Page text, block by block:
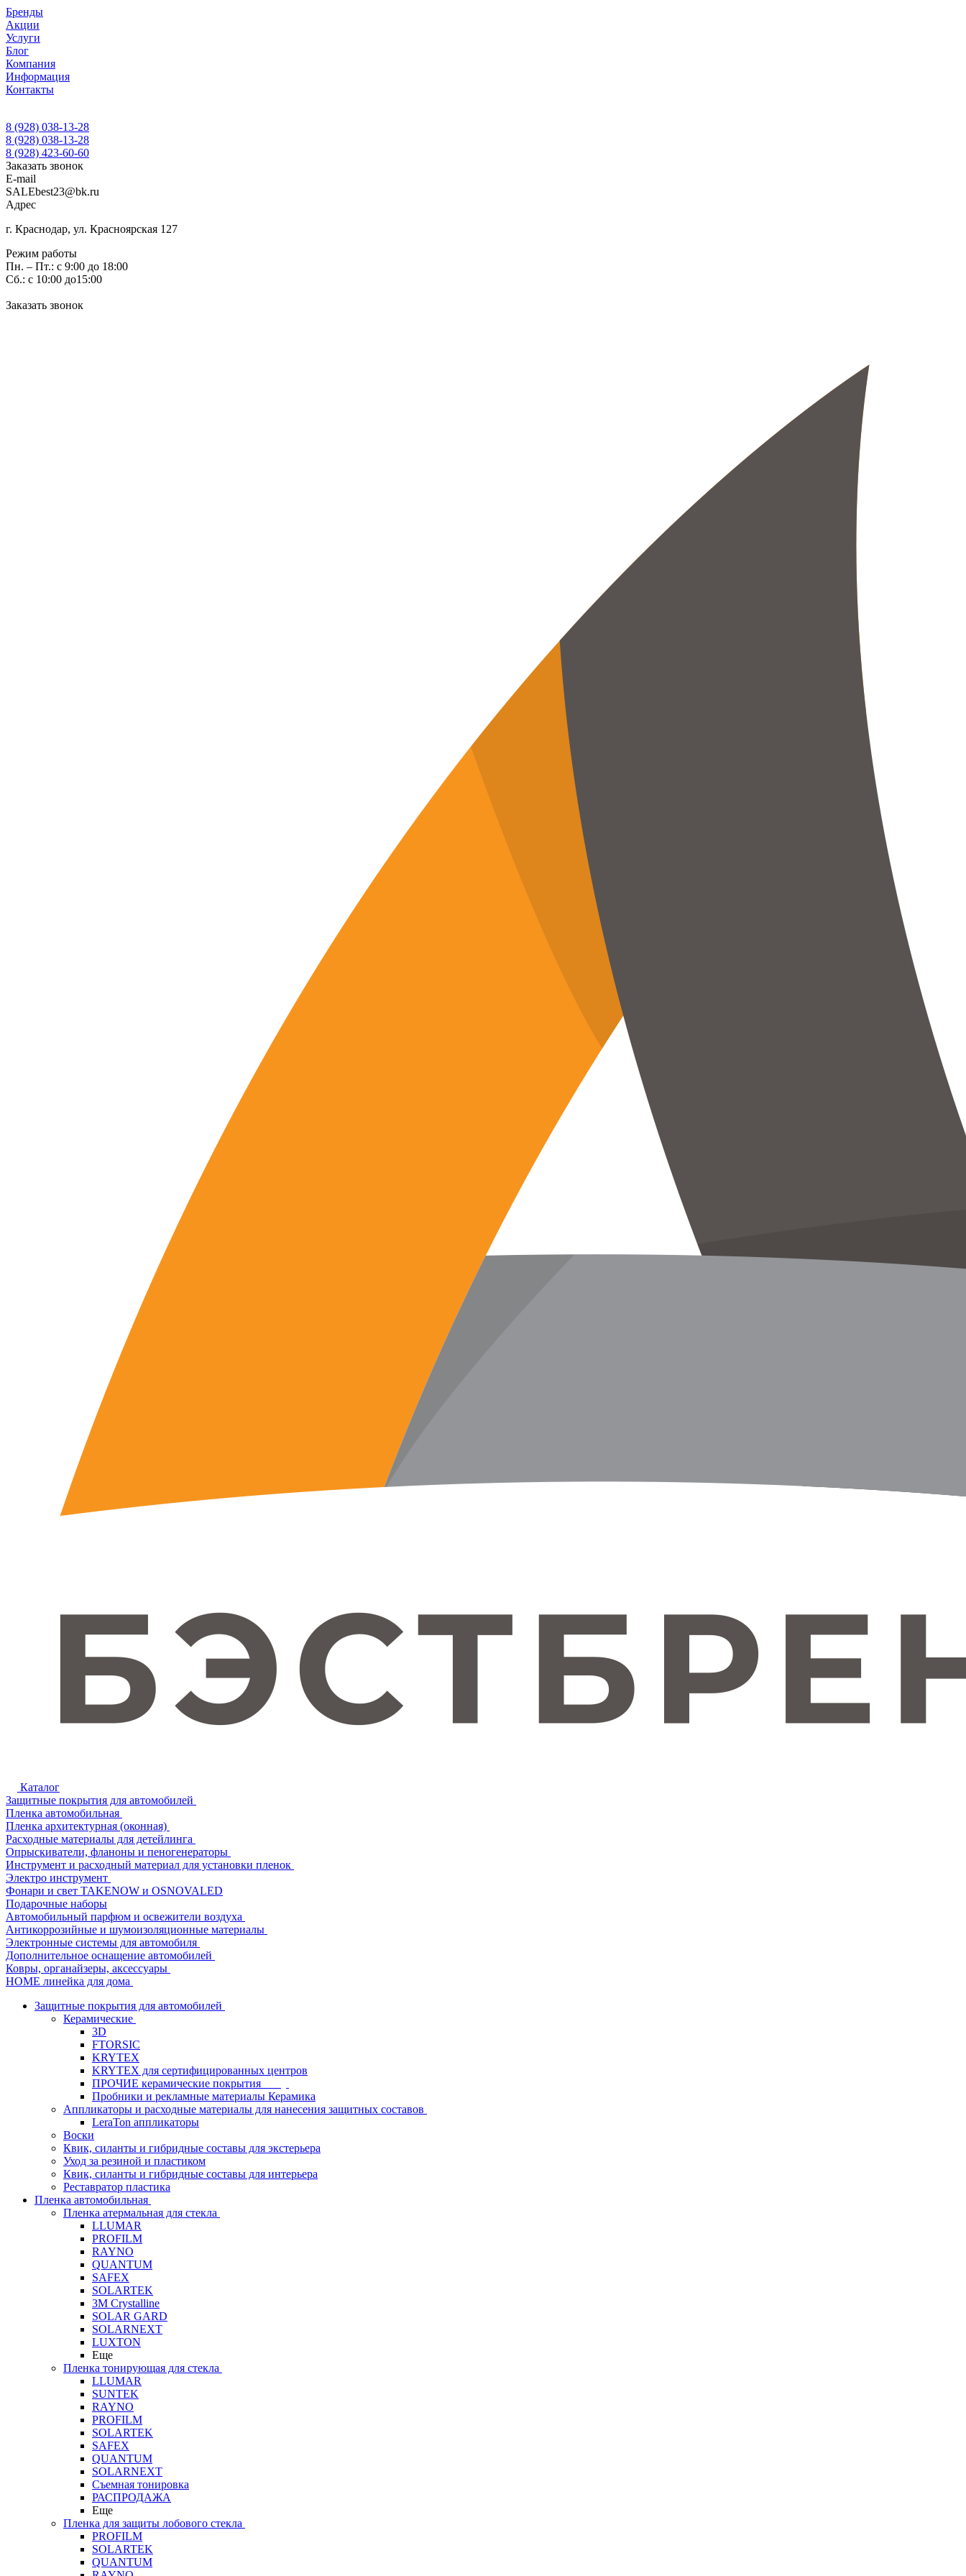
Бренды
Акции
Услуги
Блог
Компания
Информация
Контакты
8 (928) 038-13-28
8 (928) 038-13-28
8 (928) 423-60-60
Заказать звонок
E-mail
SALEbest23@bk.ru
Адрес
г. Краснодар, ул. Красноярская 127
Режим работы
Пн. – Пт.: с 9:00 до 18:00
Сб.: с 10:00 до15:00
Заказать звонок
Каталог
Защитные покрытия для автомобилей
Пленка автомобильная
Пленка архитектурная (оконная)
Расходные материалы для детейлинга
Опрыскиватели, фланоны и пеногенераторы
Инструмент и расходный материал для установки пленок
Электро инструмент
Фонари и свет TAKENOW и OSNOVALED
Подарочные наборы
Автомобильный парфюм и освежители воздуха
Антикоррозийные и шумоизоляционные материалы
Электронные системы для автомобиля
Дополнительное оснащение автомобилей
Ковры, органайзеры, аксессуары
HOME линейка для дома
Защитные покрытия для автомобилей
Керамические
3D
FTORSIC
KRYTEX
KRYTEX для сертифицированных центров
ПРОЧИЕ керамические покрытия
Пробники и рекламные материалы Керамика
Аппликаторы и расходные материалы для нанесения защитных составов
LeraTon аппликаторы
Воски
Квик, силанты и гибридные составы для экстерьера
Уход за резиной и пластиком
Квик, силанты и гибридные составы для интерьера
Реставратор пластика
Пленка автомобильная
Пленка атермальная для стекла
LLUMAR
PROFILM
RAYNO
QUANTUM
SAFEX
SOLARTEK
3M Crystalline
SOLAR GARD
SOLARNEXT
LUXTON
Еще
Пленка тонирующая для стекла
LLUMAR
SUNTEK
RAYNO
PROFILM
SOLARTEK
SAFEX
QUANTUM
SOLARNEXT
Съемная тонировка
РАСПРОДАЖА
Еще
Пленка для защиты лобового стекла
PROFILM
SOLARTEK
QUANTUM